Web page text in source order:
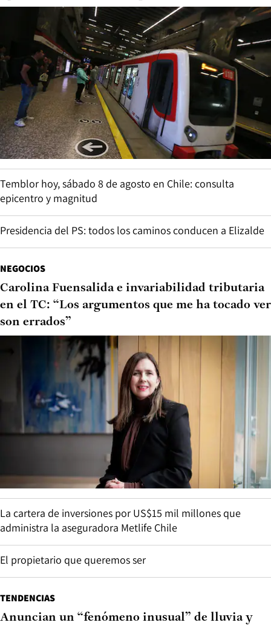
Temblor hoy, sábado 8 de agosto en Chile: consulta
epicentro y magnitud
Presidencia del PS: todos los caminos conducen a Elizalde
NEGOCIOS
Carolina Fuensalida e invariabilidad tributaria
en el TC: “Los argumentos que me ha tocado ver
son errados”
La cartera de inversiones por US$15 mil millones que
administra la aseguradora Metlife Chile
El propietario que queremos ser
TENDENCIAS
Anuncian un “fenómeno inusual” de lluvia y